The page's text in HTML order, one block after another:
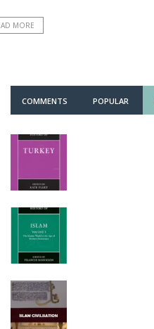
MORE
POPULAR
COMMENTS